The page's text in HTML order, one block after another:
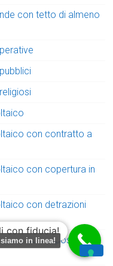
con tetto di almeno
con contratto a
con copertura in
con detrazioni
con esposizione
con fiducia!
in linea!